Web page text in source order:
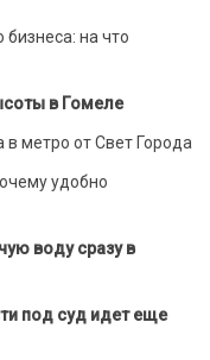
на что
в Гомеле
в метро от Свет Города
удобно
воду сразу в
под суд идет еще